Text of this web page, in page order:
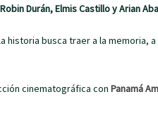
Durán, Elmis Castillo y Arian
historia busca traer a la memoria,
cinematográfica con Panamá